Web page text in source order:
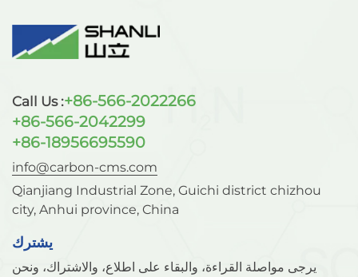
Call Us :+86-566-2022266
+86-566-2042299
+86-18956695590
info@carbon-cms.com
Qianjiang Industrial Zone, Guichi district chizhou
city, Anhui province, China
يشترك
يرجى مواصلة القراءة، والبقاء على اطلاع، والاشتراك، ونحن